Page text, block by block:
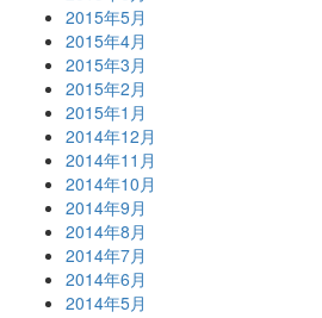
2015年5月
2015年4月
2015年3月
2015年2月
2015年1月
2014年12月
2014年11月
2014年10月
2014年9月
2014年8月
2014年7月
2014年6月
2014年5月